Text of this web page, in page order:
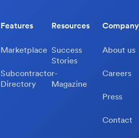
Features
Marketplace
Subcontractor-
Directory
Resources
Success
Stories
Magazine
Company
About us
Careers
Press
Contact